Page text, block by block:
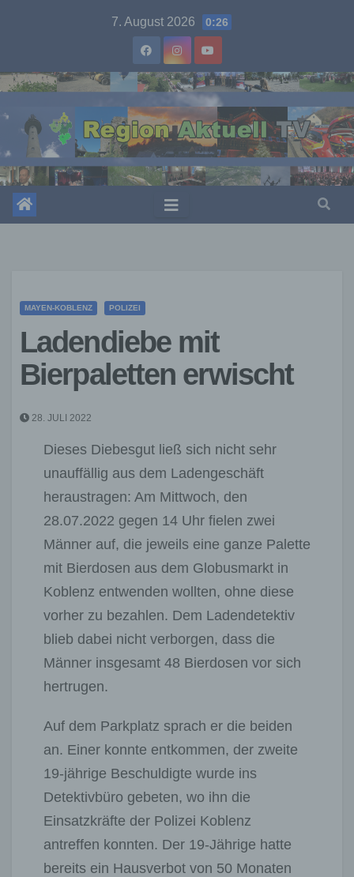
7. August 2026 0:26
MAYEN-KOBLENZ POLIZEI
Ladendiebe mit
Bierpaletten erwischt
28. JULI 2022
Dieses Diebesgut ließ sich nicht sehr
unauffällig aus dem Ladengeschäft
heraustragen: Am Mittwoch, den
28.07.2022 gegen 14 Uhr fielen zwei
Männer auf, die jeweils eine ganze Palette
mit Bierdosen aus dem Globusmarkt in
Koblenz entwenden wollten, ohne diese
vorher zu bezahlen. Dem Ladendetektiv
blieb dabei nicht verborgen, dass die
Männer insgesamt 48 Bierdosen vor sich
hertrugen.
Auf dem Parkplatz sprach er die beiden
an. Einer konnte entkommen, der zweite
19-jährige Beschuldigte wurde ins
Detektivbüro gebeten, wo ihn die
Einsatzkräfte der Polizei Koblenz
antreffen konnten. Der 19-Jährige hatte
bereits ein Hausverbot von 50 Monaten